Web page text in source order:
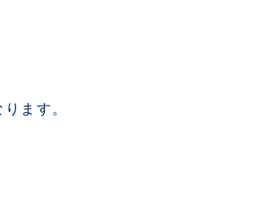
ます。